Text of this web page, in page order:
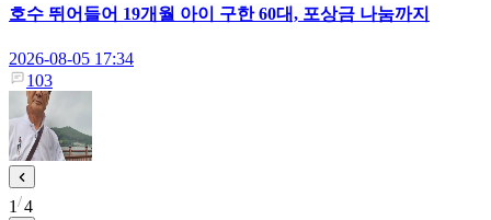
호수 뛰어들어 19개월 아이 구한 60대, 포상금 나눔까지
2026-08-05 17:34
103
1 4